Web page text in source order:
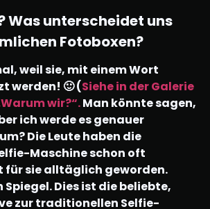
Was unterscheidet uns
Fotoboxen?
weil sie, mit einem Wort
werden! 🙂 (Siehe in der Galerie
wir?“.Man könnte sagen,
ich werde es genauer
Die Leute haben die
Maschine schon oft
für sie alltäglich geworden.
Spiegel. Dies ist die beliebte,
zur traditionellen Selfie-